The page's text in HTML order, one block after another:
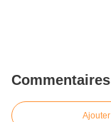
Commentaires